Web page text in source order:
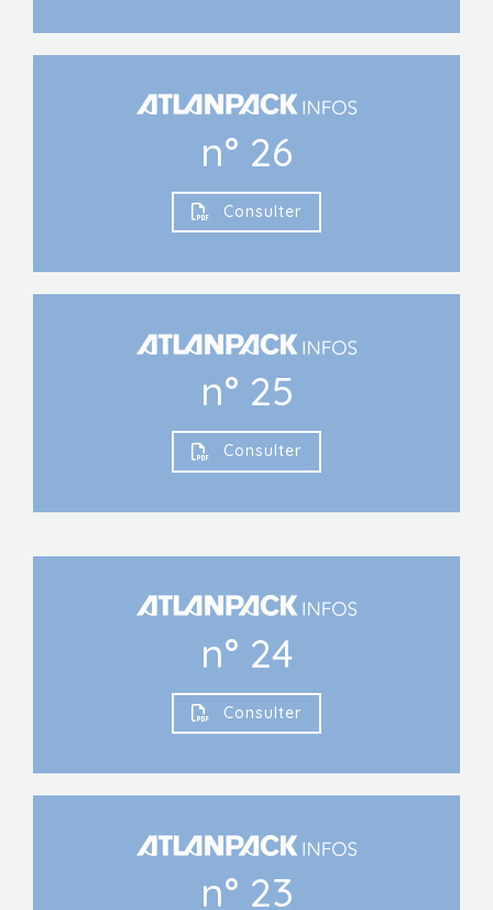
n° 26
Consulter
n° 25
Consulter
n° 24
Consulter
n° 23